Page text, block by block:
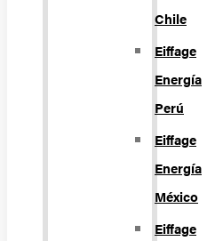
Chile
Eiffage
Energía
Perú
Eiffage
Energía
México
Eiffage